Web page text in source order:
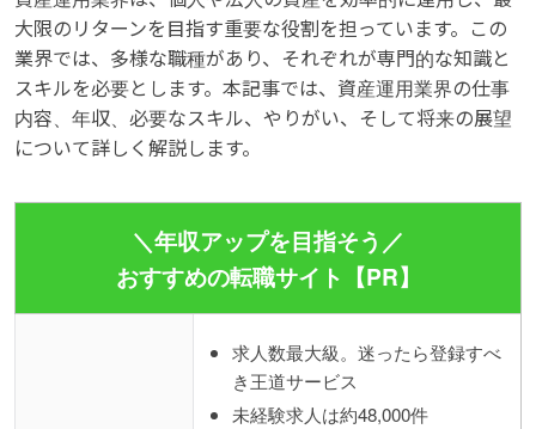
大限のリターンを目指す重要な役割を担っています。この
業界では、多様な職種があり、それぞれが専門的な知識と
スキルを必要とします。本記事では、資産運用業界の仕事
内容、年収、必要なスキル、やりがい、そして将来の展望
について詳しく解説します。
＼年収アップを目指そう／
おすすめの転職サイト【PR】
求人数最大級。迷ったら登録すべ
き王道サービス
未経験求人は約48,000件